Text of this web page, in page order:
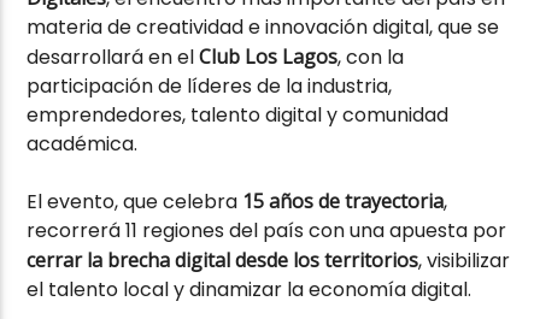
materia de creatividad e innovación digital, que se
desarrollará en elClub Los Lagos, con la
participación de líderes de la industria,
emprendedores, talento digital y comunidad
académica.
El evento, que celebra 15 años de trayectoria,
recorrerá 11 regiones del país con una apuesta por
cerrar la brecha digital desde los territorios, visibilizar
el talento local y dinamizar la economía digital.